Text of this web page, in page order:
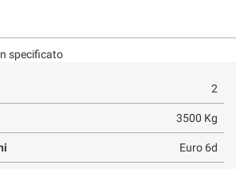
specificato
2
3500 Kg
Euro 6d